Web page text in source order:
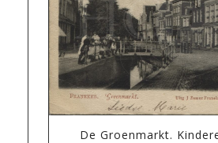
De Groenmarkt.